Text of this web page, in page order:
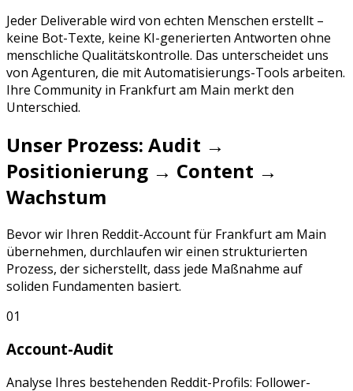
Jeder Deliverable wird von echten Menschen erstellt –
keine Bot-Texte, keine KI-generierten Antworten ohne
menschliche Qualitätskontrolle. Das unterscheidet uns
von Agenturen, die mit Automatisierungs-Tools arbeiten.
Ihre Community in Frankfurt am Main merkt den
Unterschied.
Unser Prozess: Audit →
Positionierung → Content →
Wachstum
Bevor wir Ihren Reddit-Account für Frankfurt am Main
übernehmen, durchlaufen wir einen strukturierten
Prozess, der sicherstellt, dass jede Maßnahme auf
soliden Fundamenten basiert.
01
Account-Audit
Analyse Ihres bestehenden Reddit-Profils: Follower-